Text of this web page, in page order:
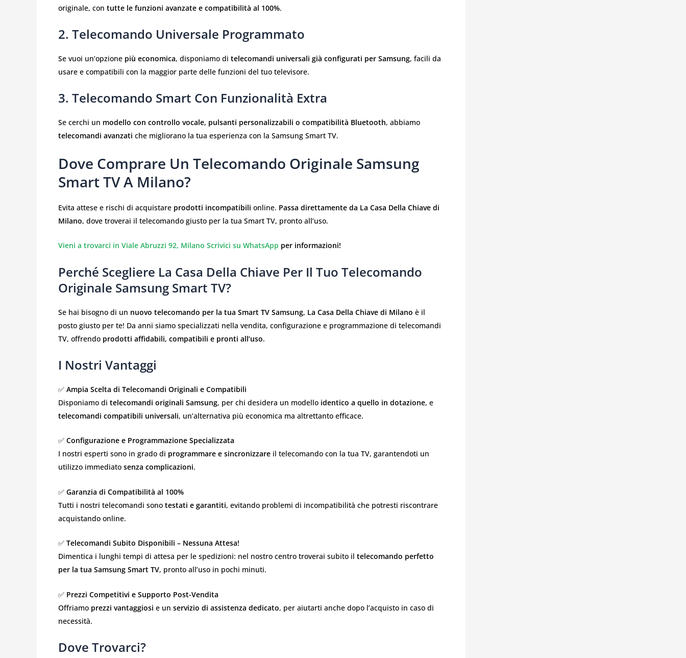
originale, con tutte le funzioni avanzate e compatibilità al 100%.
2. Telecomando Universale Programmato
Se vuoi un’opzione più economica, disponiamo di telecomandi universali già configurati per Samsung, facili da
usare e compatibili con la maggior parte delle funzioni del tuo televisore.
3. Telecomando Smart Con Funzionalità Extra
Se cerchi un modello con controllo vocale, pulsanti personalizzabili o compatibilità Bluetooth, abbiamo
telecomandi avanzati che migliorano la tua esperienza con la Samsung Smart TV.
Dove Comprare Un Telecomando Originale Samsung
Smart TV A Milano?
Evita attese e rischi di acquistare prodotti incompatibili online. Passa direttamente da La Casa Della Chiave di
Milano, dove troverai il telecomando giusto per la tua Smart TV, pronto all’uso.
Vieni a trovarci in Viale Abruzzi 92, Milano Scrivici su WhatsApp per informazioni!
Perché Scegliere La Casa Della Chiave Per Il Tuo Telecomando
Originale Samsung Smart TV?
Se hai bisogno di un nuovo telecomando per la tua Smart TV Samsung, La Casa Della Chiave di Milano è il
posto giusto per te! Da anni siamo specializzati nella vendita, configurazione e programmazione di telecomandi
TV, offrendo prodotti affidabili, compatibili e pronti all’uso.
I Nostri Vantaggi
✅ Ampia Scelta di Telecomandi Originali e Compatibili
Disponiamo di telecomandi originali Samsung, per chi desidera un modello identico a quello in dotazione, e
telecomandi compatibili universali, un’alternativa più economica ma altrettanto efficace.
✅ Configurazione e Programmazione Specializzata
I nostri esperti sono in grado di programmare e sincronizzare il telecomando con la tua TV, garantendoti un
utilizzo immediato senza complicazioni.
✅ Garanzia di Compatibilità al 100%
Tutti i nostri telecomandi sono testati e garantiti, evitando problemi di incompatibilità che potresti riscontrare
acquistando online.
✅ Telecomandi Subito Disponibili – Nessuna Attesa!
Dimentica i lunghi tempi di attesa per le spedizioni: nel nostro centro troverai subito il telecomando perfetto
per la tua Samsung Smart TV, pronto all’uso in pochi minuti.
✅ Prezzi Competitivi e Supporto Post-Vendita
Offriamo prezzi vantaggiosi e un servizio di assistenza dedicato, per aiutarti anche dopo l’acquisto in caso di
necessità.
Dove Trovarci?